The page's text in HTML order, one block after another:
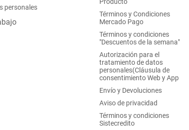
personales
Términos y Condiciones
Mercado Pago
Términos y condiciones
"Descuentos de la semana"
Autorización para el
tratamiento de datos
personales(Cláusula de
consentimiento Web y App
Envío y Devoluciones
Aviso de privacidad
Términos y condiciones
Sistecredito